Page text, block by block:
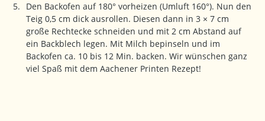
Den Backofen auf 180° vorheizen (Umluft 160°). Nun den
Teig 0,5 cm dick ausrollen. Diesen dann in 3 × 7 cm
große Rechtecke schneiden und mit 2 cm Abstand auf
ein Backblech legen. Mit Milch bepinseln und im
Backofen ca. 10 bis 12 Min. backen. Wir wünschen ganz
viel Spaß mit dem Aachener Printen Rezept!